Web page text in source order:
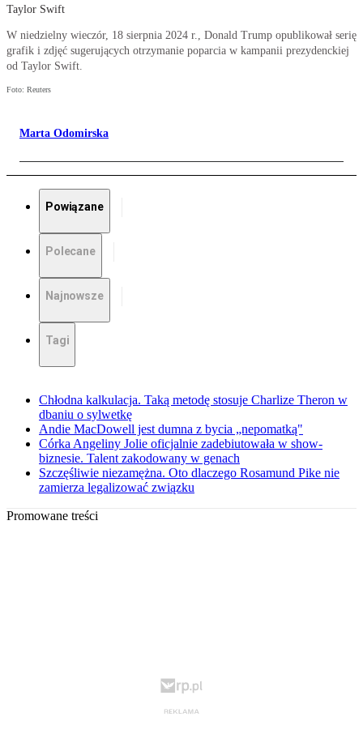
Taylor Swift
W niedzielny wieczór, 18 sierpnia 2024 r., Donald Trump opublikował serię
grafik i zdjęć sugerujących otrzymanie poparcia w kampanii prezydenckiej
od Taylor Swift.
Foto: Reuters
Marta Odomirska
Powiązane
Polecane
Najnowsze
Tagi
Chłodna kalkulacja. Taką metodę stosuje Charlize Theron w
dbaniu o sylwetkę
Andie MacDowell jest dumna z bycia „nepomatką"
Córka Angeliny Jolie oficjalnie zadebiutowała w show-
biznesie. Talent zakodowany w genach
Szczęśliwie niezamężna. Oto dlaczego Rosamund Pike nie
zamierza legalizować związku
Promowane treści